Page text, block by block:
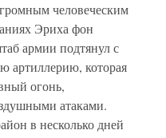
человеческим
Эриха фон
армии подтянул с
артиллерию, которая
огонь,
атаками.
в несколько дней